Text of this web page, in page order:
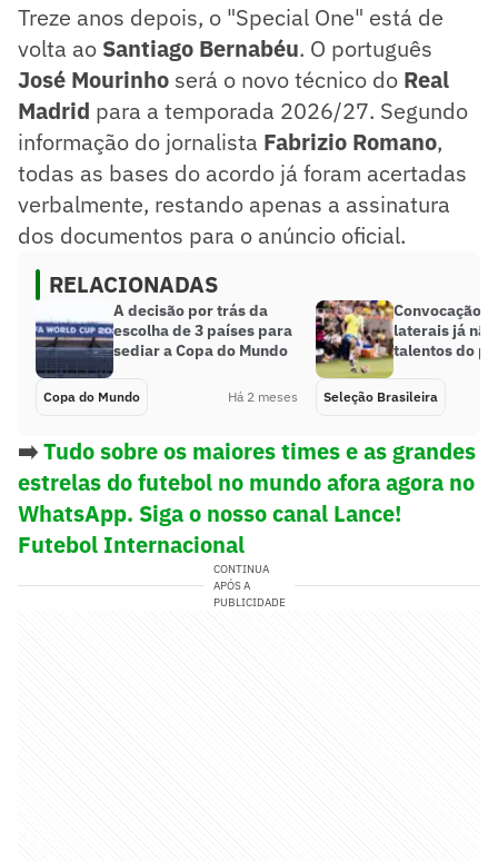
Treze anos depois, o "Special One" está de
volta ao Santiago Bernabéu. O português
José Mourinho será o novo técnico do Real
Madrid para a temporada 2026/27. Segundo
informação do jornalista Fabrizio Romano,
todas as bases do acordo já foram acertadas
verbalmente, restando apenas a assinatura
dos documentos para o anúncio oficial.
RELACIONADAS
A decisão por trás da
escolha de 3 países para
sediar a Copa do Mundo
Copa do Mundo Há 2 meses
Convocação
laterais já
talentos do
Seleção Brasileira
➡️Tudo sobre os maiores times e as grandes
estrelas do futebol no mundo afora agora no
WhatsApp. Siga o nosso canal Lance!
Futebol Internacional
CONTINUA
APÓS A
PUBLICIDADE